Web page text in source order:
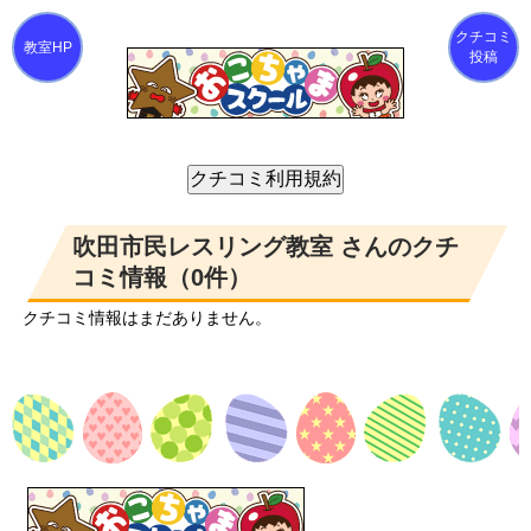
クチコミ
投稿
吹田市民レスリング教室 さんのクチ
コミ情報（0件）
クチコミ情報はまだありません。